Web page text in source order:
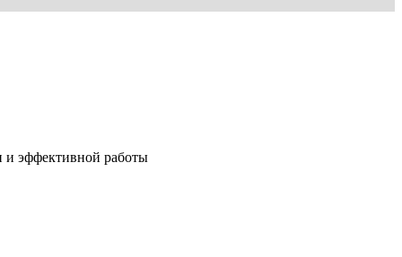
и эффективной работы